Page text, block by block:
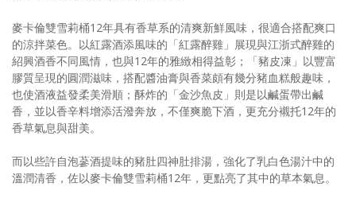
麥卡倫雙雪莉桶12年具有香草系的清爽新鮮風味，很適合搭配爽口
的涼拌菜色。以紅露酒添風味的「紅露醉雞」展現與江浙式醉雞的
紹興酒香不同風情，也與12年的雅緻相得益彰；「豬皮凍」以豐富
膠質呈現的圓潤滋味，搭配醬油膏與香菜頗有幾分豬血糕般趣味，
也使酒液益發柔美滑順；酥炸的「金沙魚皮」則是以鹹蛋帶出鹹
香，並以香辛料增添活潑奔放，不僅爽脆下酒，更充分襯托12年的
香草氣息與甜美。
而以些許自泡蔘酒提味的豬肚四神肚排湯，強化了乳白色湯汁中的
溫潤清香，佐以麥卡倫雙雪莉桶12年，更點亮了其中的草本氣息。